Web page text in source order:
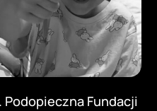
Podopieczna Fundacji